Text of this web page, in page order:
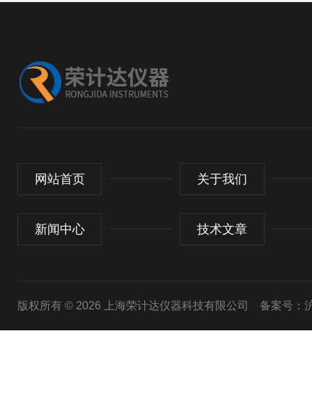
网站首页 关于我们
新闻中心 技术文章
版权所有 © 2026 上海荣计达仪器科技有限公司 备案号：